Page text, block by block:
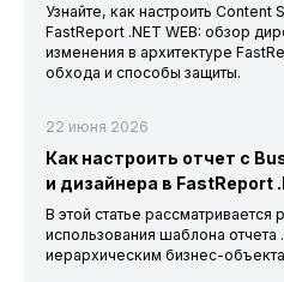
Узнайте, как настроить Content
FastReport .NET WEB: обзор
изменения в архитектуре
обхода и способы защиты.
22 июня 2026
Как настроить отчет с
и дизайнера в FastReport
В этой статье
использования шаблона
иерархическим бизнес-